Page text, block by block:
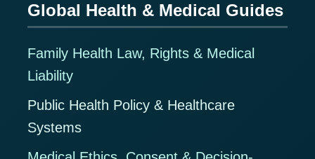
Global Health & Medical Guides
Family Health Law, Rights & Medical
Liability
Public Health Policy & Healthcare
Systems